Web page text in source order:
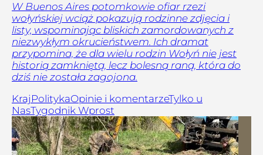
W Buenos Aires potomkowie ofiar rzezi
wołyńskiej wciąż pokazują rodzinne zdjęcia i
listy, wspominając bliskich zamordowanych z
niezwykłym okrucieństwem. Ich dramat
przypomina, że dla wielu rodzin Wołyń nie jest
historią zamkniętą, lecz bolesną raną, która do
dziś nie została zagojona.
Kraj PolitykaOpinie i komentarzeTylko u
NasTygodnik Wprost